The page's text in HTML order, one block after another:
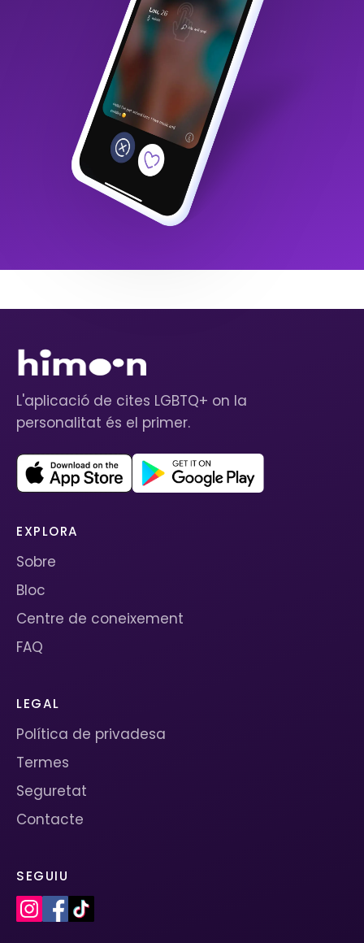
L'aplicació de cites LGBTQ+ on la
personalitat és el primer.
EXPLORA
Sobre
Bloc
Centre de coneixement
FAQ
LEGAL
Política de privadesa
Termes
Seguretat
Contacte
SEGUIU